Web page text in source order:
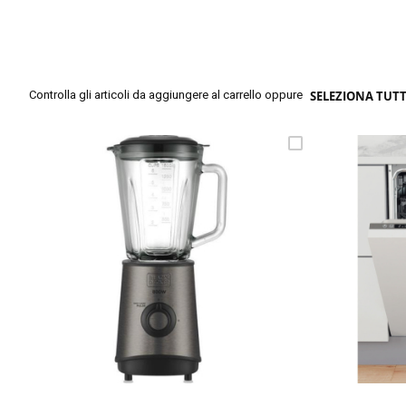
Controlla gli articoli da aggiungere al carrello oppure SELEZIONA